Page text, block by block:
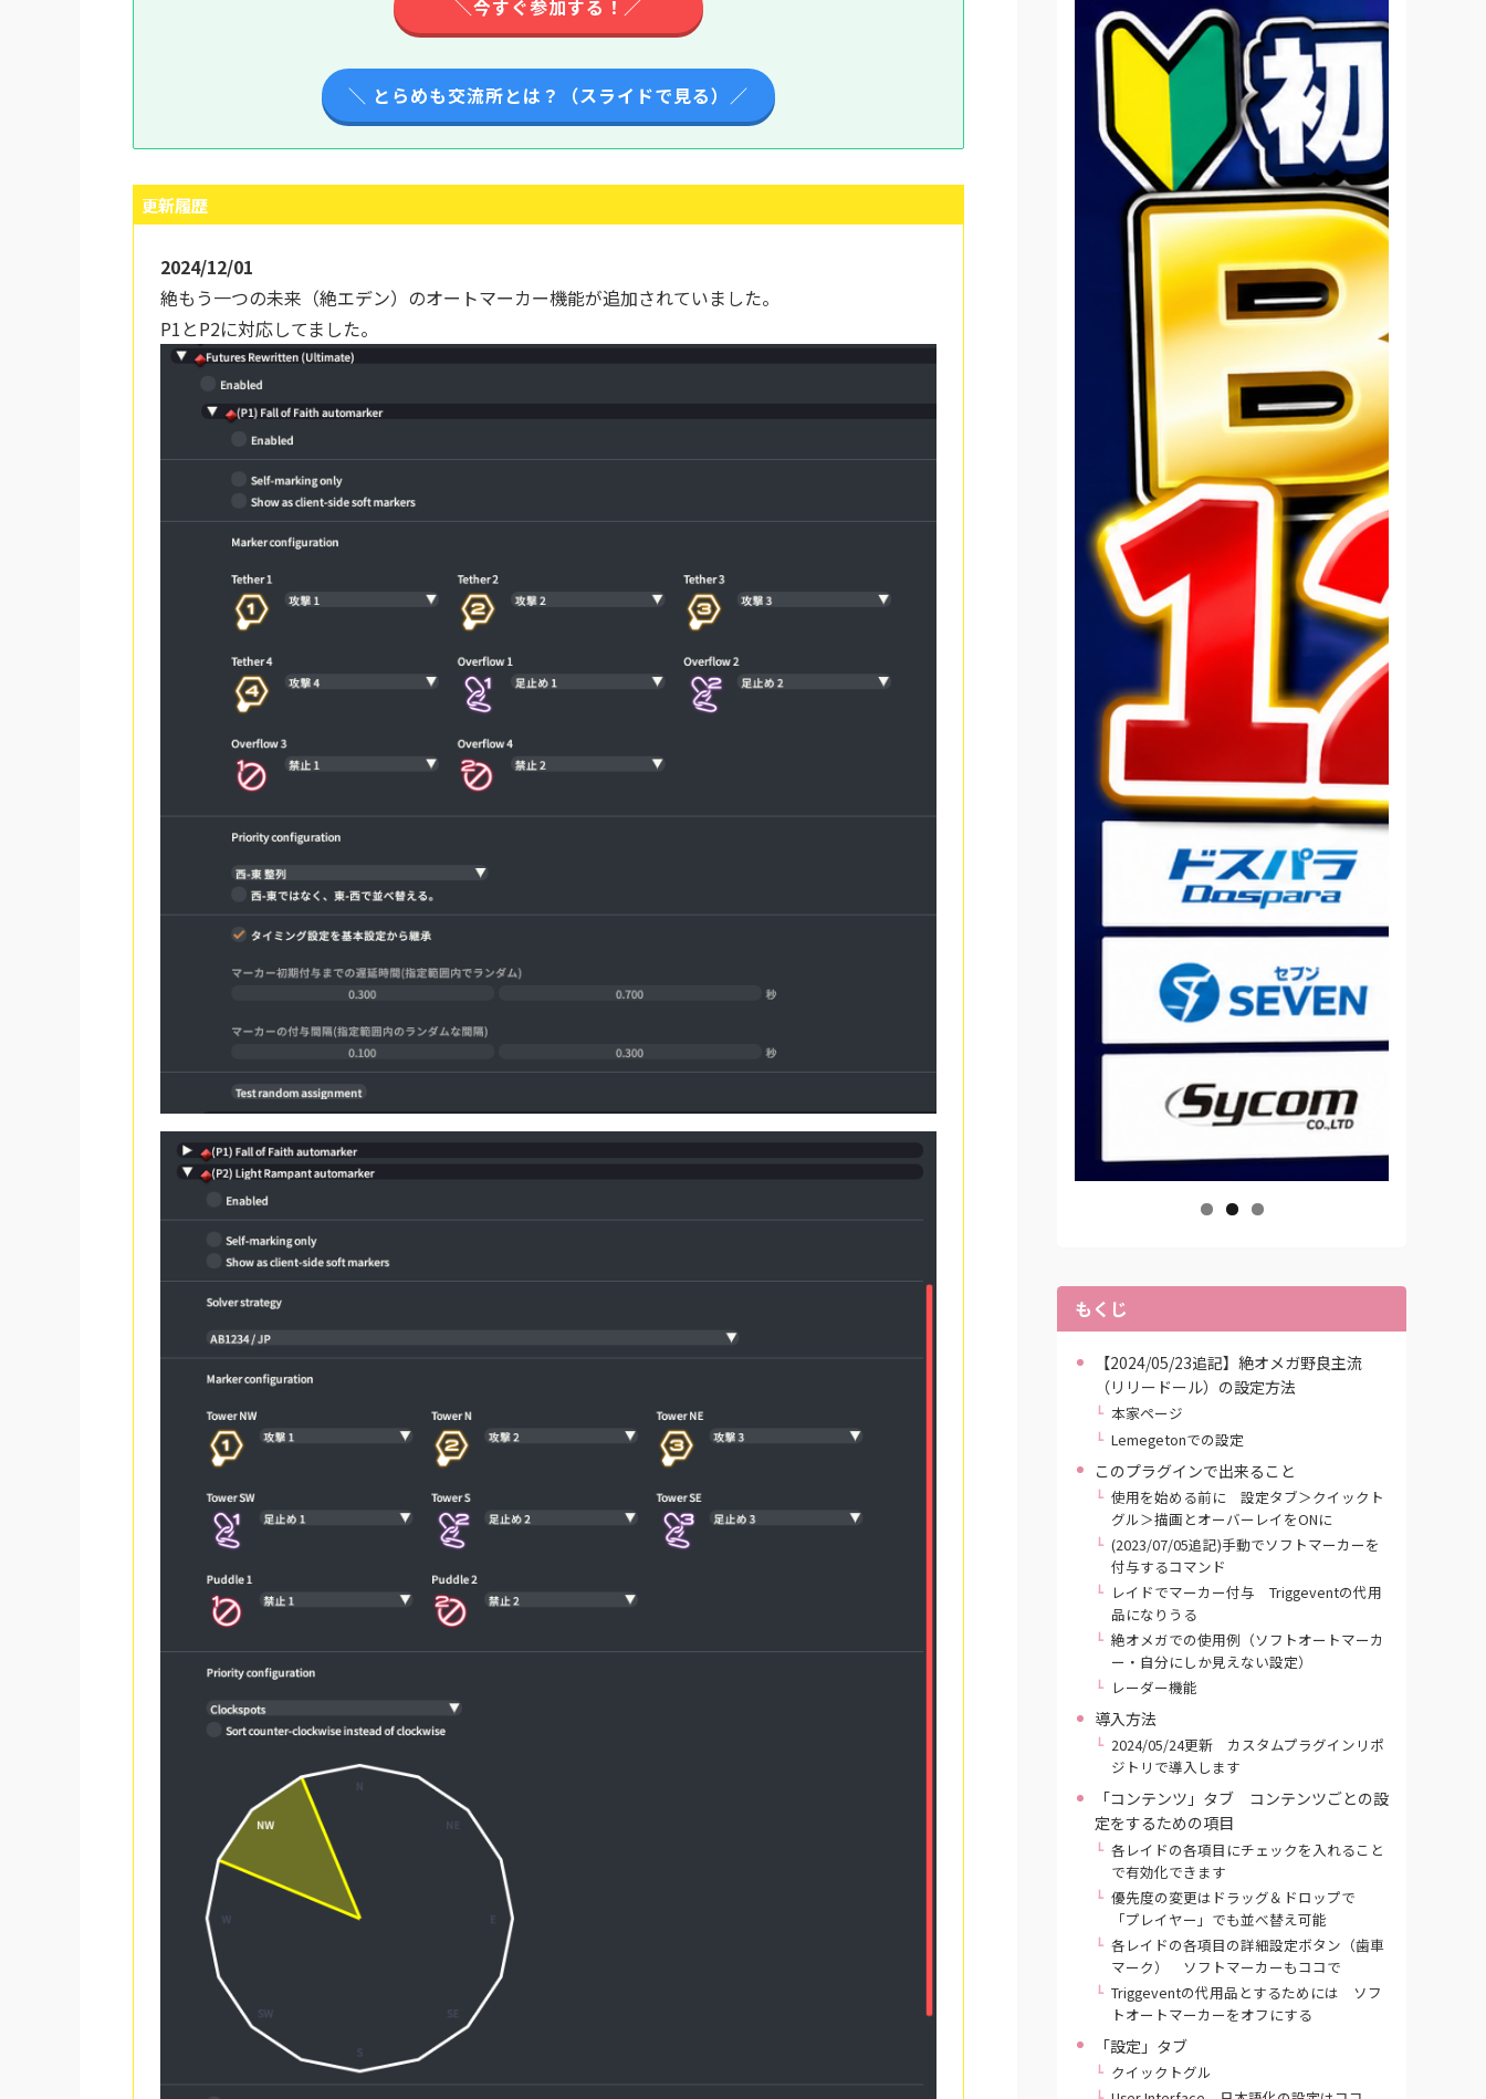
＼今すぐ参加する！／
＼ とらめも交流所とは？（スライドで見る）／
更新履歴
2024/12/01
絶もう一つの未来（絶エデン）のオートマーカー機能が追加されていました。
P1とP2に対応してました。
もくじ
【2024/05/23追記】絶オメガ野良主流
（リリードール）の設定方法
本家ページ
Lemegetonでの設定
このプラグインで出来ること
使用を始める前に 設定タブ＞クイックト
グル＞描画とオーバーレイをONに
(2023/07/05追記)手動でソフトマーカーを
付与するコマンド
レイドでマーカー付与 Triggeventの代用
品になりうる
絶オメガでの使用例（ソフトオートマーカ
ー・自分にしか見えない設定）
レーダー機能
導入方法
2024/05/24更新 カスタムプラグインリポ
ジトリで導入します
「コンテンツ」タブ コンテンツごとの設
定をするための項目
各レイドの各項目にチェックを入れること
で有効化できます
優先度の変更はドラッグ＆ドロップで
「プレイヤー」でも並べ替え可能
各レイドの各項目の詳細設定ボタン（歯車
マーク） ソフトマーカーもココで
Triggeventの代用品とするためには ソフ
トオートマーカーをオフにする
「設定」タブ
クイックトグル